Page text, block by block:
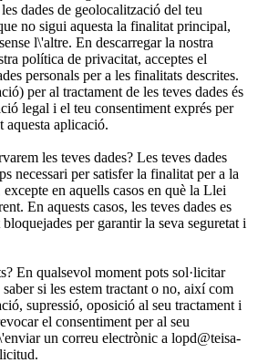
dades de geolocalització del teu
no sigui aquesta la finalitat principal,
l\'altre. En descarregar la nostra
política de privacitat, acceptes el
personals per a les finalitats descrites.
per al tractament de les teves dades és
legal i el teu consentiment exprés per
aquesta aplicació.
les teves dades? Les teves dades
necessari per satisfer la finalitat per a la
en aquells casos en què la Llei
En aquests casos, les teves dades es
per garantir la seva seguretat i
En qualsevol moment pots sol·licitar
saber si les estem tractant o no, així com
supressió, oposició al seu tractament i
el consentiment per al seu
un correu electrònic a lopd@teisa-